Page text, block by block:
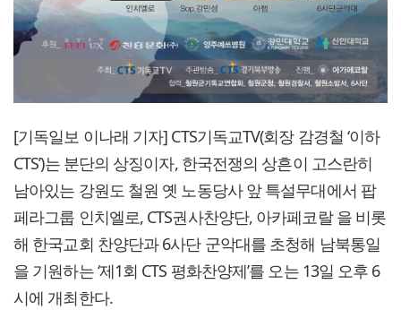
[기독일보 이나래 기자] CTS기독교TV(회장 감경철 ‘이하
CTS’)는 분단의 상징이자, 한국전쟁의 상흔이 고스란히
남아있는 강원도 철원 옛 노동당사 앞 특설무대에서 팝
페라그룹 인치엘로, CTS권사찬양단, 아카페코랄 을 비롯
해 한국교회 찬양단과 6사단 군악대를 초청해 남북통일
을 기원하는 ‘제1회 CTS 평화찬양제’를 오는 13일 오후 6
시에 개최한다.